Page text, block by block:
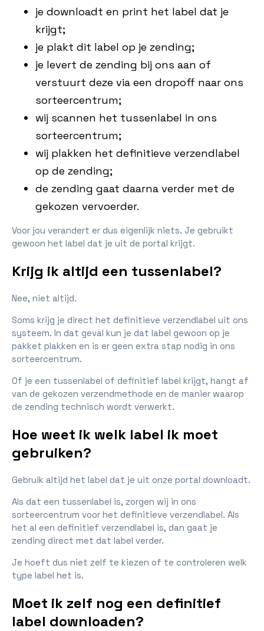
je downloadt en print het label dat je
krijgt;
je plakt dit label op je zending;
je levert de zending bij ons aan of
verstuurt deze via een dropoff naar ons
sorteercentrum;
wij scannen het tussenlabel in ons
sorteercentrum;
wij plakken het definitieve verzendlabel
op de zending;
de zending gaat daarna verder met de
gekozen vervoerder.
Voor jou verandert er dus eigenlijk niets. Je gebruikt
gewoon het label dat je uit de portal krijgt.
Krijg ik altijd een tussenlabel?
Nee, niet altijd.
Soms krijg je direct het definitieve verzendlabel uit ons
systeem. In dat geval kun je dat label gewoon op je
pakket plakken en is er geen extra stap nodig in ons
sorteercentrum.
Of je een tussenlabel of definitief label krijgt, hangt af
van de gekozen verzendmethode en de manier waarop
de zending technisch wordt verwerkt.
Hoe weet ik welk label ik moet
gebruiken?
Gebruik altijd het label dat je uit onze portal downloadt.
Als dat een tussenlabel is, zorgen wij in ons
sorteercentrum voor het definitieve verzendlabel. Als
het al een definitief verzendlabel is, dan gaat je
zending direct met dat label verder.
Je hoeft dus niet zelf te kiezen of te controleren welk
type label het is.
Moet ik zelf nog een definitief
label downloaden?